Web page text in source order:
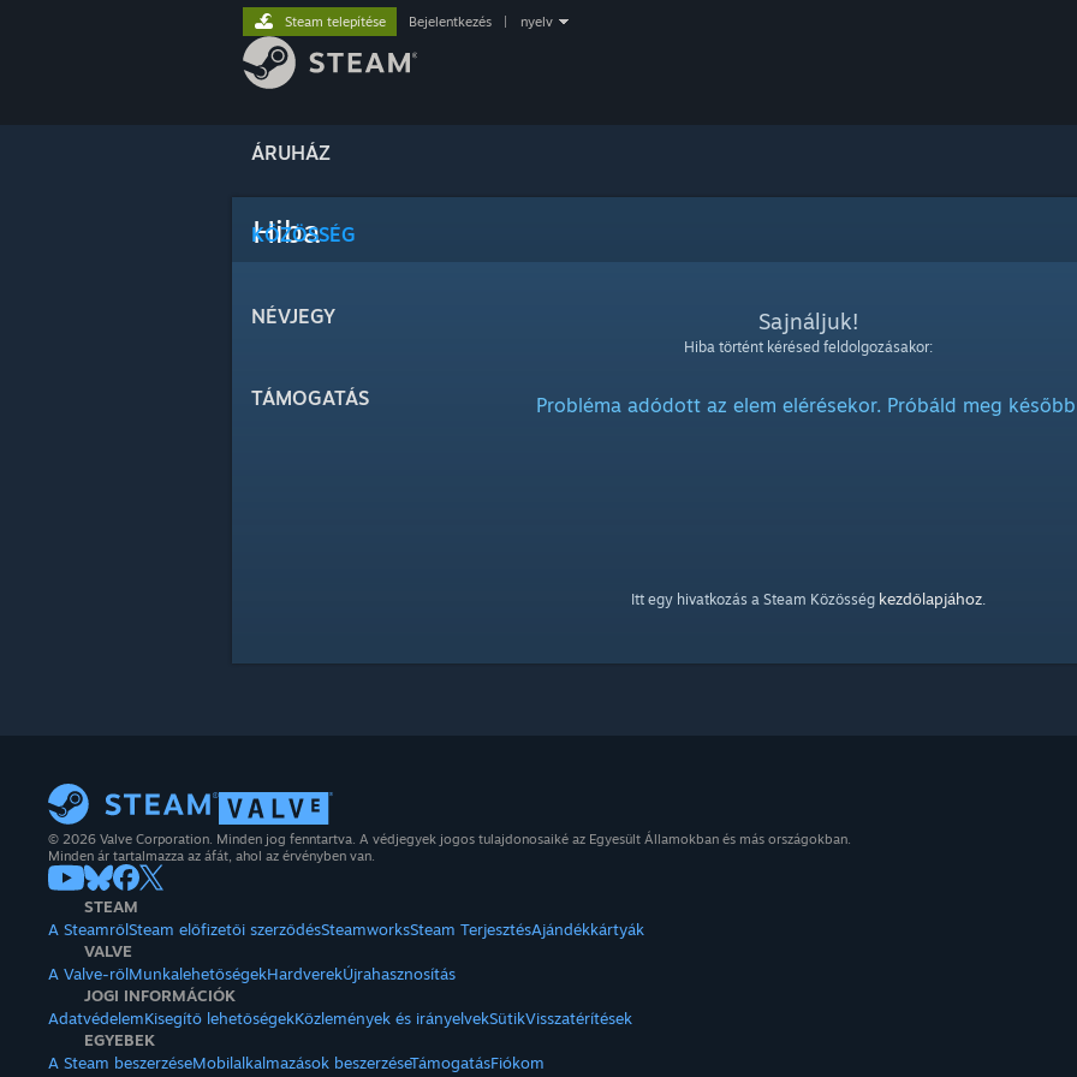
ÁRUHÁZ
KÖZÖSSÉG
NÉVJEGY
TÁMOGATÁS
Steam telepítése Bejelentkezés nyelv
Hiba
Sajnáljuk!
Hiba történt kérésed feldolgozásakor:
Probléma adódott az elem elérésekor. Próbáld meg
Itt egy hivatkozás a Steam Közösség kezdőlapjához.
© 2026 Valve Corporation. Minden jog fenntartva. A védjegyek jogos tulajdonosaiké az Egyesült Államokban és más országokban.
Minden ár tartalmazza az áfát, ahol az érvényben van.
STEAM
A SteamrőlSteam előfizetői szerződésSteamworksSteam TerjesztésAjándékkártyák
VALVE
A Valve-rőlMunkalehetőségekHardverekÚjrahasznosítás
JOGI INFORMÁCIÓK
AdatvédelemKisegítő lehetőségekKözlemények és irányelvekSütikVisszatérítések
EGYEBEK
A Steam beszerzéseMobilalkalmazások beszerzéseTámogatásFiókom